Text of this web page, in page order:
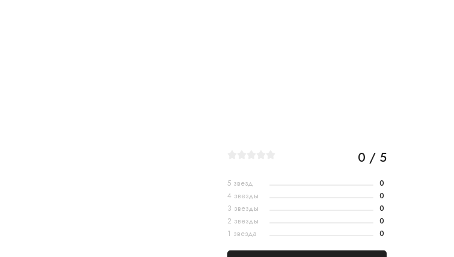
0 / 5
5 звезд
0
4 звезды
0
3 звезды
0
2 звезды
0
1 звезда
0